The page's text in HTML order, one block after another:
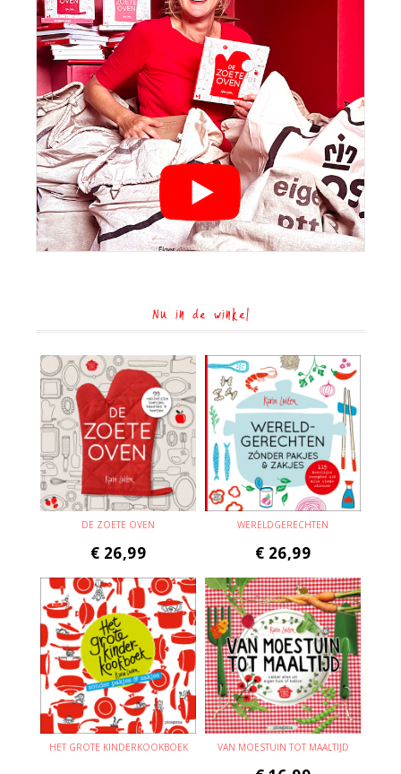
Nu in de winkel
DE ZOETE OVEN
€ 26,99
WERELDGERECHTEN
€ 26,99
HET GROTE KINDERKOOKBOEK VAN MOESTUIN TOT MAALTIJD